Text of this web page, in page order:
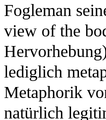
Fogleman
view of the
lediglich
Metaphorik
natürlich